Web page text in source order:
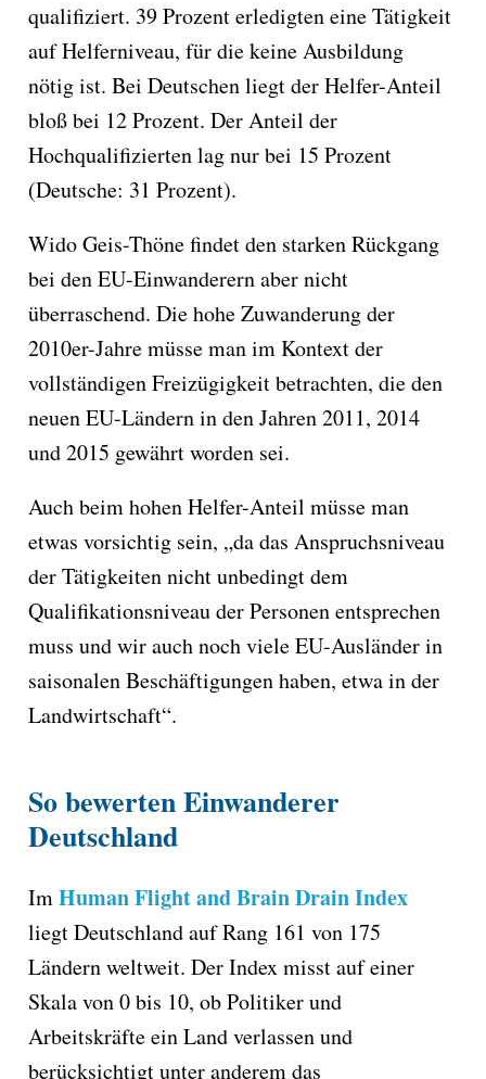
qualifiziert. 39 Prozent erledigten eine Tätigkeit
auf Helferniveau, für die keine Ausbildung
nötig ist. Bei Deutschen liegt der Helfer-Anteil
bloß bei 12 Prozent. Der Anteil der
Hochqualifizierten lag nur bei 15 Prozent
(Deutsche: 31 Prozent).
Wido Geis-Thöne findet den starken Rückgang
bei den EU-Einwanderern aber nicht
überraschend. Die hohe Zuwanderung der
2010er-Jahre müsse man im Kontext der
vollständigen Freizügigkeit betrachten, die den
neuen EU-Ländern in den Jahren 2011, 2014
und 2015 gewährt worden sei.
Auch beim hohen Helfer-Anteil müsse man
etwas vorsichtig sein, „da das Anspruchsniveau
der Tätigkeiten nicht unbedingt dem
Qualifikationsniveau der Personen entsprechen
muss und wir auch noch viele EU-Ausländer in
saisonalen Beschäftigungen haben, etwa in der
Landwirtschaft“.
So bewerten Einwanderer
Deutschland
ImHuman Flight and Brain Drain Index
liegt Deutschland auf Rang 161 von 175
Ländern weltweit. Der Index misst auf einer
Skala von 0 bis 10, ob Politiker und
Arbeitskräfte ein Land verlassen und
berücksichtigt unter anderem das